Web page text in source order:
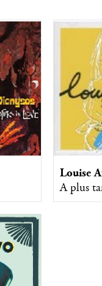
Louise
A plus